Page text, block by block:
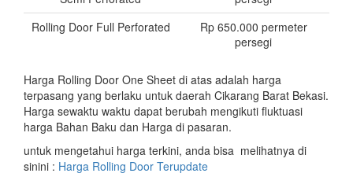
Rolling Door Full Perforated
Rp 650.000 permeter
persegi
Harga Rolling Door One Sheet di atas adalah harga
terpasang yang berlaku untuk daerah Cikarang Barat Bekasi.
Harga sewaktu waktu dapat berubah mengikuti fluktuasi
harga Bahan Baku dan Harga di pasaran.
untuk mengetahui harga terkini, anda bisa melihatnya di
sinini : Harga Rolling Door Terupdate